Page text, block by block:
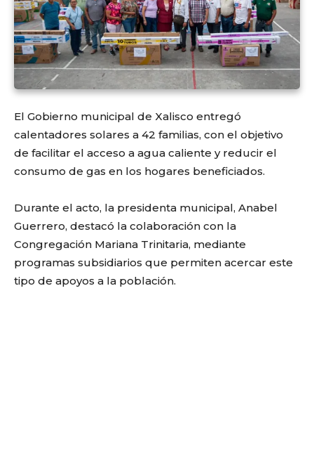
El Gobierno municipal de Xalisco entregó
calentadores solares a 42 familias, con el objetivo
de facilitar el acceso a agua caliente y reducir el
consumo de gas en los hogares beneficiados.
Durante el acto, la presidenta municipal, Anabel
Guerrero, destacó la colaboración con la
Congregación Mariana Trinitaria, mediante
programas subsidiarios que permiten acercar este
tipo de apoyos a la población.